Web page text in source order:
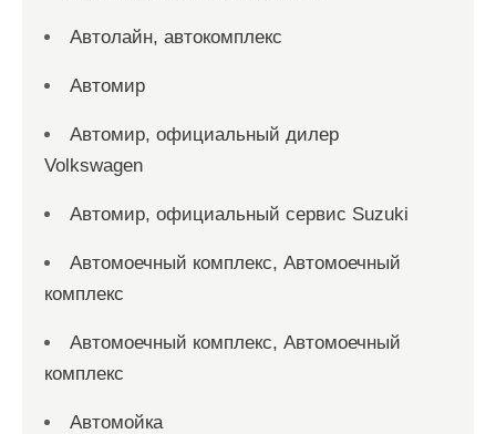
Автолайн, автокомплекс
Автомир
Автомир, официальный дилер
Volkswagen
Автомир, официальный сервис Suzuki
Автомоечный комплекс, Автомоечный
комплекс
Автомоечный комплекс, Автомоечный
комплекс
Автомойка